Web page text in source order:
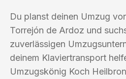
Du planst deinen Umzug
Torrejón de Ardoz und
zuverlässigen
deinem Klaviertransport
Umzugskönig Koch